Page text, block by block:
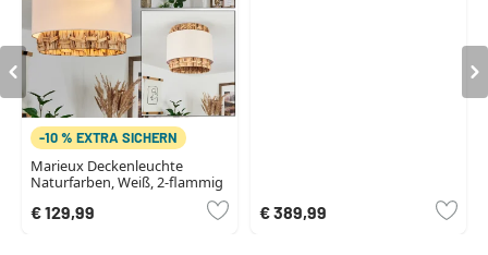
-10 % EXTRA SICHERN
Marieux Deckenleuchte
Naturfarben, Weiß, 2-flammig
€ 129,99 € 389,99